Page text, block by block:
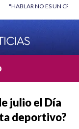
BETO CORAL |
julio el Día
deportivo?